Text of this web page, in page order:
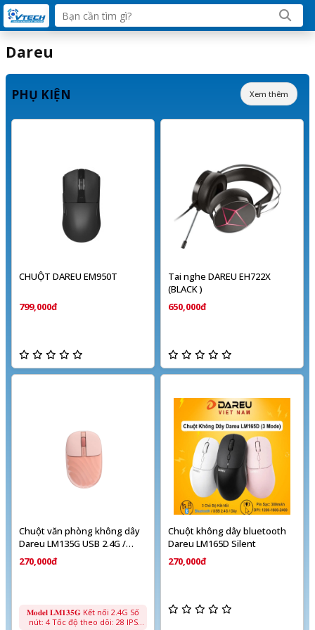
Dareu
PHỤ KIỆN Xem thêm
CHUỘT DAREU EM950T
799,000đ
Tai nghe DAREU EH722X
(BLACK )
650,000đ
Chuột văn phòng không dây
Dareu LM135G USB 2.4G /
LM135D Silent USB 2.4G -
Bluetooth
270,000đ
𝐌𝐨𝐝𝐞𝐥 𝐋𝐌𝟏𝟑𝟓𝐆 Kết nối 2.4G Số
nút: 4 Tốc độ theo dõi: 28 IPS
Chuột không dây bluetooth
Dareu LM165D Silent
270,000đ